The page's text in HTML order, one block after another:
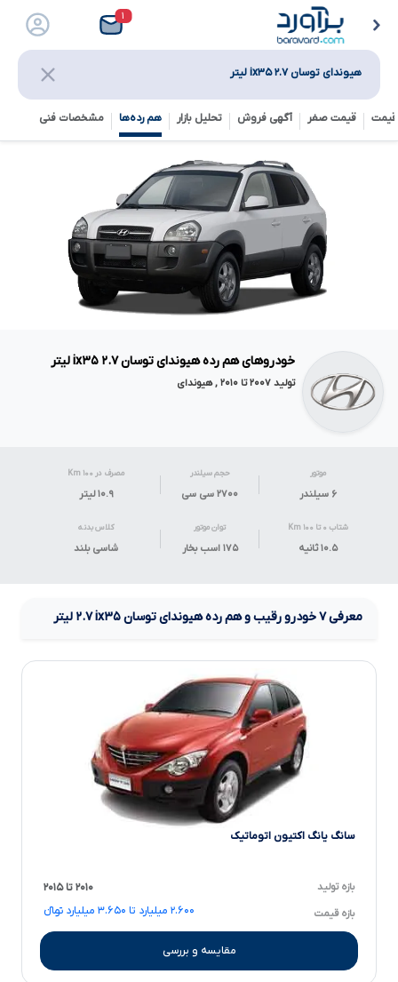
۱
هیوندای توسان ix۳۵ ۲.۷ لیتر
قیمت صفر آگهی فروش تحلیل بازار هم رده‌ها‌ مشخصات فنی
خودروهای هم رده هیوندای توسان ix۳۵ ۲.۷ لیتر
تولید ۲۰۰۷ تا ۲۰۱۰ , هیوندای
موتور
۶ سیلندر
حجم سیلندر
۲۷۰۰ سی سی
مصرف در ۱۰۰ Km
۱۰.۹لیتر
شتاب ۰ تا ۱۰۰ Km
۱۰.۵ ثانیه
توان موتور
۱۷۵ اسب بخار
کلاس بدنه
شاسی بلند
معرفی۷خودرو رقیب و هم ردههیوندای توسانix۳۵۲.۷ لیتر
سانگ یانگ اکتیون اتوماتیک
بازه تولید ۲۰۱۰ تا ۲۰۱۵
بازه قیمت ۲.۶۰۰ میلیارد تا ۳.۶۵۰ میلیارد تومانءءء
مقایسه و بررسی